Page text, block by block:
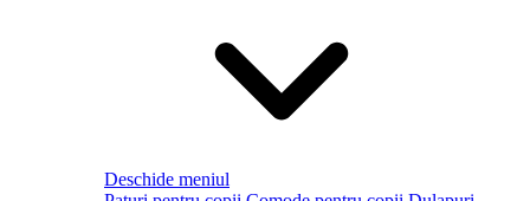
Deschide meniul